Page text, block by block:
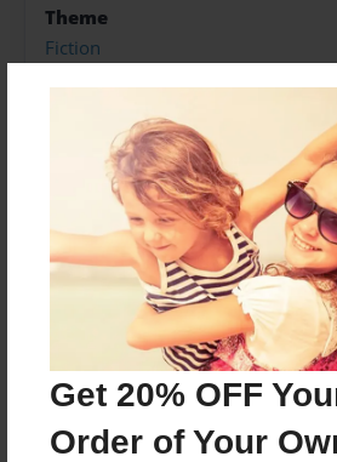
Get 20% OFF
Order of Your
Theme
Fiction
Sales Term
Preview Limit
48 pages
About Author
Elbe Mas
Joined: Sep-04-2024